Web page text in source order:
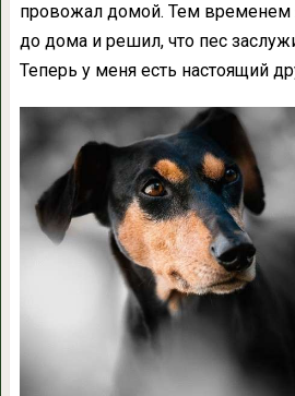
провожал домой. Тем временем
до дома и решил, что пес
Теперь у меня есть настоящий